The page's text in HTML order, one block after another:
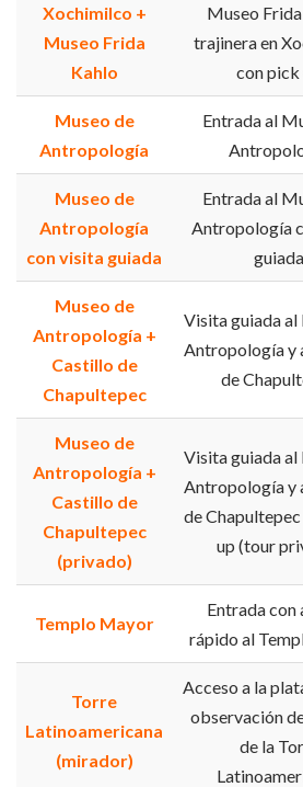
Xochimilco +
Museo Frida
Kahlo
Museo Frida
trajinera en
con pick
Museo de
Antropología
Entrada al
Museo de
Antropología
con visita guiada
Entrada al
Antropología
guiada
Museo de
Antropología +
Castillo de
Chapultepec
Visita guiada al
Antropología y
de
Museo de
Antropología +
Castillo de
Chapultepec
(privado)
Visita guiada al
Antropología y
de
up (tour
Templo Mayor
Entrada con
rápido al
Torre
Latinoamericana
(mirador)
Acceso a la
observación
de la